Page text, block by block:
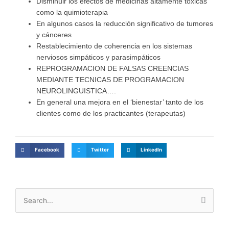
como la quimioterapia
En algunos casos la reducción significativo de tumores
y cánceres
Restablecimiento de coherencia en los sistemas
nerviosos simpáticos y parasimpáticos
REPROGRAMACION DE FALSAS CREENCIAS
MEDIANTE TECNICAS DE PROGRAMACION
NEUROLINGUISTICA….
En general una mejora en el ‘bienestar’ tanto de los
clientes como de los practicantes (terapeutas)
Facebook Twitter LinkedIn
Buscar
por: